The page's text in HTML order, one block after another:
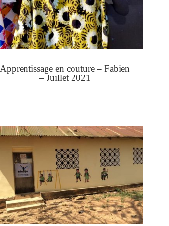
Apprentissage en couture – Fabien
– Juillet 2021